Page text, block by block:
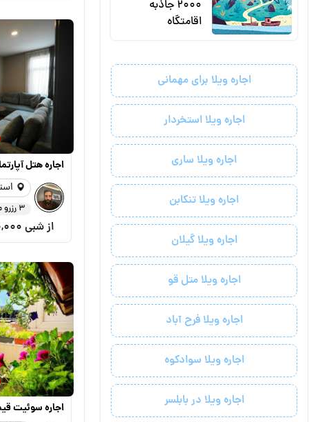
2000 جاذبه
اقامتگاه
اجاره ویلا برای مهمانی
اجاره ویلا استخردار
اجاره ویلا ساری
اجاره ویلا تنکابن
اجاره ویلا گیلان
اجاره ویلا متل قو
اجاره ویلا فرح آباد
اجاره ویلا سوادکوه
اجاره ویلا در بابلسر
اجاره هتل
3 رزرو موفق
از شبی
اجاره سوئیت